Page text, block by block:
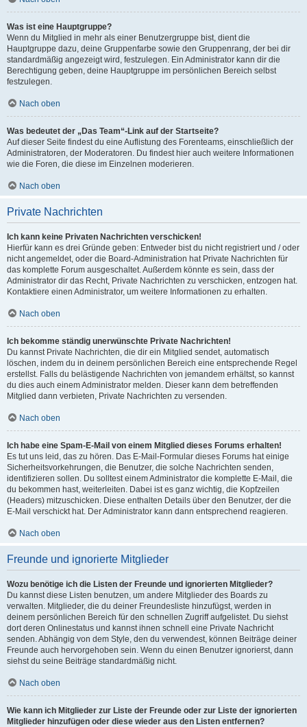
Was ist eine Hauptgruppe?
Wenn du Mitglied in mehr als einer Benutzergruppe bist, dient die
Hauptgruppe dazu, deine Gruppenfarbe sowie den Gruppenrang, der bei dir
standardmäßig angezeigt wird, festzulegen. Ein Administrator kann dir die
Berechtigung geben, deine Hauptgruppe im persönlichen Bereich selbst
festzulegen.
Nach oben
Was bedeutet der „Das Team“-Link auf der Startseite?
Auf dieser Seite findest du eine Auflistung des Forenteams, einschließlich der
Administratoren, der Moderatoren. Du findest hier auch weitere Informationen
wie die Foren, die diese im Einzelnen moderieren.
Nach oben
Private Nachrichten
Ich kann keine Privaten Nachrichten verschicken!
Hierfür kann es drei Gründe geben: Entweder bist du nicht registriert und / oder
nicht angemeldet, oder die Board-Administration hat Private Nachrichten für
das komplette Forum ausgeschaltet. Außerdem könnte es sein, dass der
Administrator dir das Recht, Private Nachrichten zu verschicken, entzogen hat.
Kontaktiere einen Administrator, um weitere Informationen zu erhalten.
Nach oben
Ich bekomme ständig unerwünschte Private Nachrichten!
Du kannst Private Nachrichten, die dir ein Mitglied sendet, automatisch
löschen, indem du in deinem persönlichen Bereich eine entsprechende Regel
erstellst. Falls du belästigende Nachrichten von jemandem erhältst, so kannst
du dies auch einem Administrator melden. Dieser kann dem betreffenden
Mitglied dann verbieten, Private Nachrichten zu versenden.
Nach oben
Ich habe eine Spam-E-Mail von einem Mitglied dieses Forums erhalten!
Es tut uns leid, das zu hören. Das E-Mail-Formular dieses Forums hat einige
Sicherheitsvorkehrungen, die Benutzer, die solche Nachrichten senden,
identifizieren sollen. Du solltest einem Administrator die komplette E-Mail, die
du bekommen hast, weiterleiten. Dabei ist es ganz wichtig, die Kopfzeilen
(Headers) mitzuschicken. Diese enthalten Details über den Benutzer, der die
E-Mail verschickt hat. Der Administrator kann dann entsprechend reagieren.
Nach oben
Freunde und ignorierte Mitglieder
Wozu benötige ich die Listen der Freunde und ignorierten Mitglieder?
Du kannst diese Listen benutzen, um andere Mitglieder des Boards zu
verwalten. Mitglieder, die du deiner Freundesliste hinzufügst, werden in
deinem persönlichen Bereich für den schnellen Zugriff aufgelistet. Du siehst
dort deren Onlinestatus und kannst ihnen schnell eine Private Nachricht
senden. Abhängig von dem Style, den du verwendest, können Beiträge deiner
Freunde auch hervorgehoben sein. Wenn du einen Benutzer ignorierst, dann
siehst du seine Beiträge standardmäßig nicht.
Nach oben
Wie kann ich Mitglieder zur Liste der Freunde oder zur Liste der ignorierten
Mitglieder hinzufügen oder diese wieder aus den Listen entfernen?